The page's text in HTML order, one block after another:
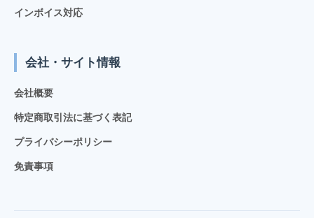
インボイス対応
会社・サイト情報
会社概要
特定商取引法に基づく表記
プライバシーポリシー
免責事項